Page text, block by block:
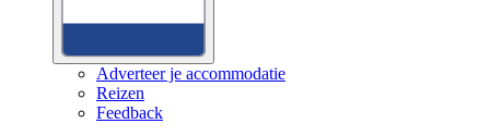
Adverteer je accommodatie
Reizen
Feedback